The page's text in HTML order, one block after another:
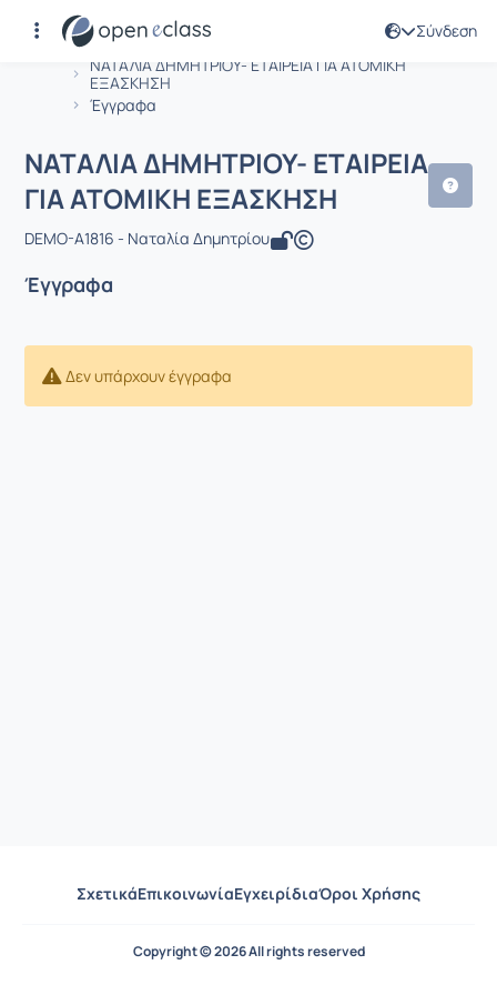
Σύνδεση
Αρχική Σελίδα
ΝΑΤΑΛΙΑ ΔΗΜΗΤΡΙΟΥ- ΕΤΑΙΡΕΙΑ ΓΙΑ ΑΤΟΜΙΚΗ
ΕΞΑΣΚΗΣΗ
Έγγραφα
Μάθημα : ΝΑΤΑΛΙΑ ΔΗΜΗΤΡΙΟΥ-
ΝΑΤΑΛΙΑ ΔΗΜΗΤΡΙΟΥ- ΕΤΑΙΡΕΙΑ
ΓΙΑ ΑΤΟΜΙΚΗ ΕΞΑΣΚΗΣΗ
DEMO-A1816 - Ναταλία Δημητρίου
Έγγραφα
Δεν υπάρχουν έγγραφα
ΣχετικάΕπικοινωνίαΕγχειρίδιαΌροι Χρήσης
Copyright © 2026 All rights reserved